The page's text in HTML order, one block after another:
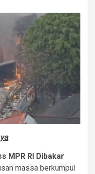
MPR RI Dibakar
massa berkumpul